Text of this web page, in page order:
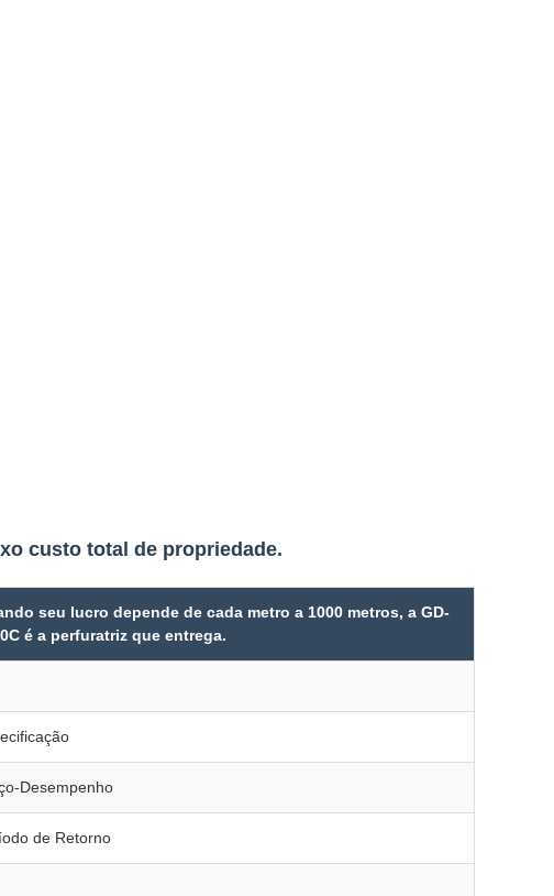
custo total de propriedade.
seu lucro depende de cada metro a 1000 metros, a GD-
é a perfuratriz que entrega.
Desempenho
de Retorno